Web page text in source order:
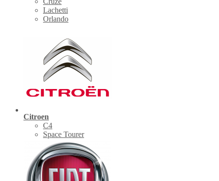
Lachetti
Orlando
Citroen
C4
Space Tourer